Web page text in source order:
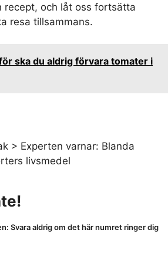
recept, och låt oss fortsätta
resa tillsammans.
ska du aldrig förvara tomater i
> Experten varnar: Blanda
livsmedel
Svara aldrig om det här numret ringer dig